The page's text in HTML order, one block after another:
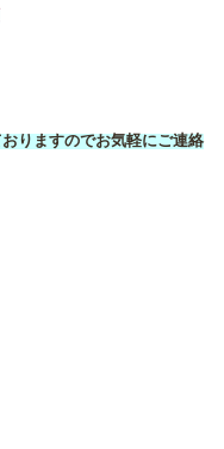
りますのでお気軽にご連絡